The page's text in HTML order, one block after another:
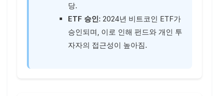
당.
ETF 승인: 2024년 비트코인 ETF가
승인되며, 이로 인해 펀드와 개인 투
자자의 접근성이 높아짐.